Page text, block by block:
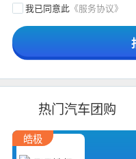
我已同意此 《服务协议》
热门汽车团购
皓极